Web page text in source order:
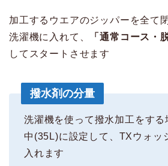
加工するウエアのジッパーを全て
洗濯機に入れて、
「通常コース・
してスタートさせます
撥水剤の分量
洗濯機を使って撥水加工をする
中(35L)に設定して、TXウォッ
入れます